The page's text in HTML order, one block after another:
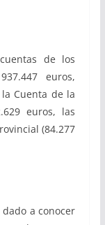
de los
euros,
Cuenta de la
euros, las
(84.277
a conocer